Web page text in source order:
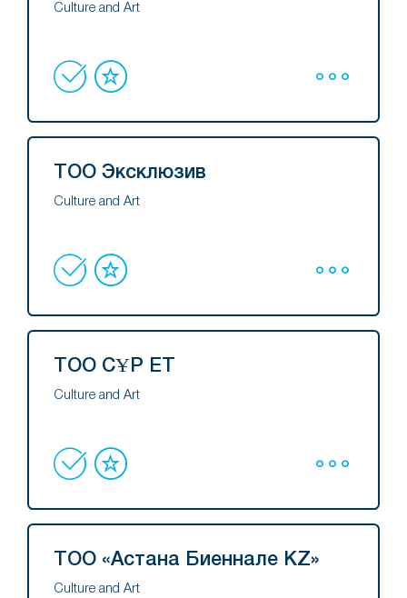
Culture and Art
ТОО Эксклюзив
Culture and Art
ТОО СҰР ЕТ
Culture and Art
ТОО «Астана Биеннале KZ»
Culture and Art